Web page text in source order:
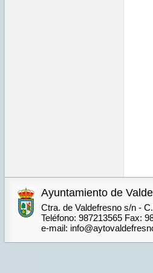
Ayuntamiento de
Ctra. de Valdefresno s/n -
Teléfono: 987213565 Fax:
e-mail: